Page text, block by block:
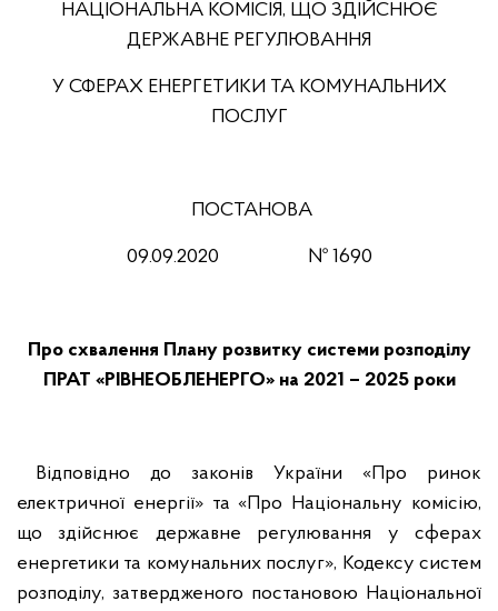
НАЦІОНАЛЬНА КОМІСІЯ, ЩО ЗДІЙСНЮЄ
ДЕРЖАВНЕ РЕГУЛЮВАННЯ
У СФЕРАХ ЕНЕРГЕТИКИ ТА КОМУНАЛЬНИХ
ПОСЛУГ
ПОСТАНОВА
09.09.2020 № 1690
Про схвалення Плану розвитку системи розподілу
ПРАТ «РІВНЕОБЛЕНЕРГО» на 2021 – 2025 роки
Відповідно до законів України «Про ринок
електричної енергії» та «Про Національну комісію,
що здійснює державне регулювання у сферах
енергетики та комунальних послуг», Кодексу систем
розподілу, затвердженого постановою Національної